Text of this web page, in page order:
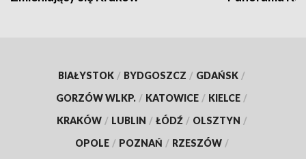
BIAŁYSTOK / BYDGOSZCZ / GDAŃSK /
GORZÓW WLKP. / KATOWICE / KIELCE /
KRAKÓW / LUBLIN / ŁÓDŹ / OLSZTYN /
OPOLE / POZNAŃ / RZESZÓW /